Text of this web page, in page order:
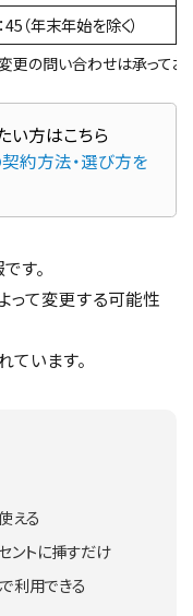
（年末年始を除く）
の問い合わせは承ってお
約方法・選び方を
す。
って変更する可能性
います。
える
ントに挿すだけ
利用できる